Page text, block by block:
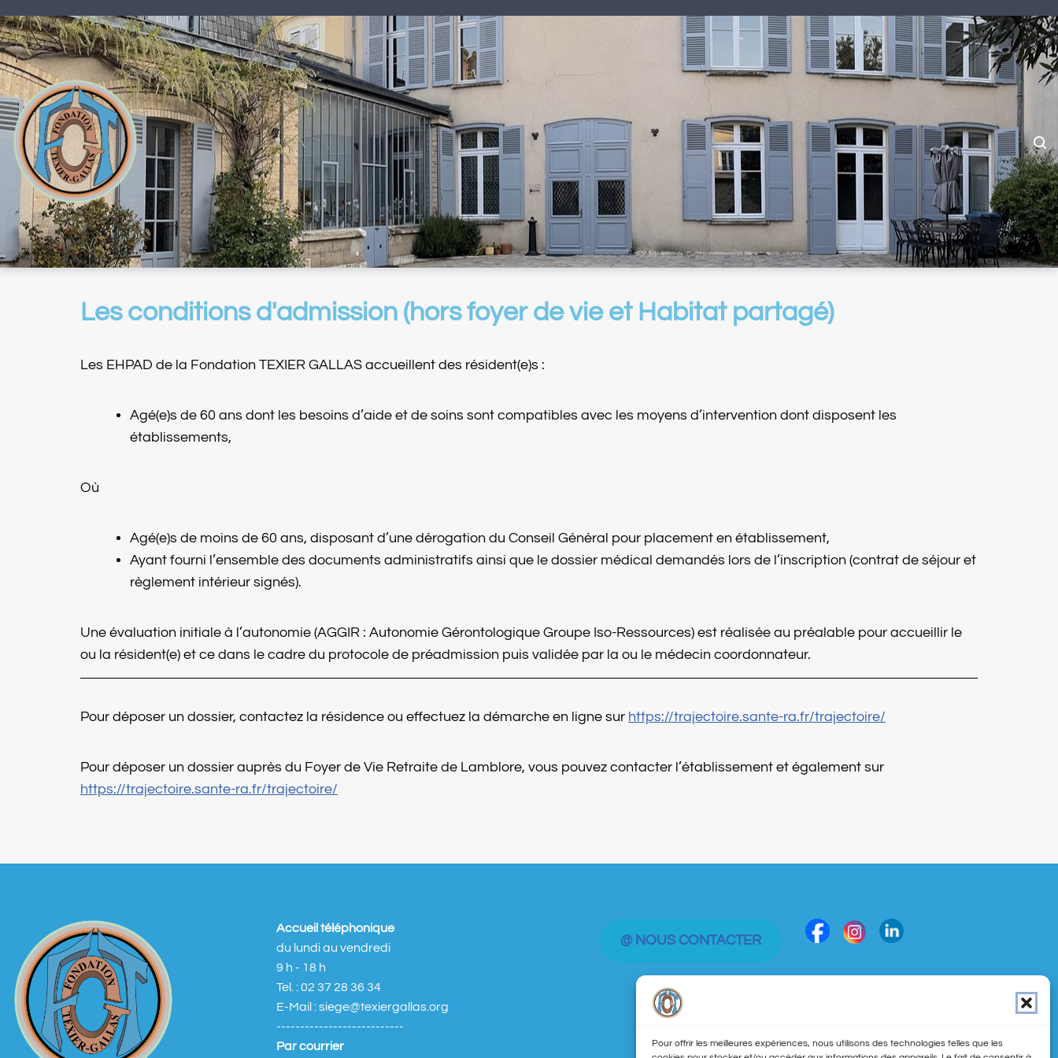
Pour offrir les meilleures expériences, nous utilisons des technologies telles que les
Les conditions d'admission (hors foyer de vie et Habitat partagé)
Les EHPAD de la Fondation TEXIER GALLAS accueillent des résident(e)s :
Agé(e)s de 60 ans dont les besoins d’aide et de soins sont compatibles avec les moyens d’intervention dont disposent les
établissements,
Où
Agé(e)s de moins de 60 ans, disposant d’une dérogation du Conseil Général pour placement en établissement,
Ayant fourni l’ensemble des documents administratifs ainsi que le dossier médical demandés lors de l’inscription (contrat de séjour et
règlement intérieur signés).
Une évaluation initiale à l’autonomie (AGGIR : Autonomie Gérontologique Groupe Iso-Ressources) est réalisée au préalable pour accueillir le
ou la résident(e) et ce dans le cadre du protocole de préadmission puis validée par la ou le médecin coordonnateur.
Pour déposer un dossier, contactez la résidence ou effectuez la démarche en ligne sur https://trajectoire.sante-ra.fr/trajectoire/
Pour déposer un dossier auprès du Foyer de Vie Retraite de Lamblore, vous pouvez contacter l’établissement et également sur
https://trajectoire.sante-ra.fr/trajectoire/
Accueil téléphonique
du lundi au vendredi
9 h - 18 h
Tel. : 02 37 28 36 34
E-Mail : siege@texiergallas.org
---------------------------
Par courrier
@ NOUS CONTACTER